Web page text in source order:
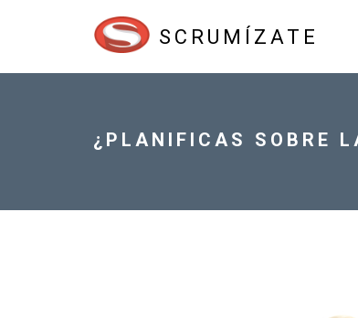
SCRUMÍZATE
¿PLANIFICAS SOBRE